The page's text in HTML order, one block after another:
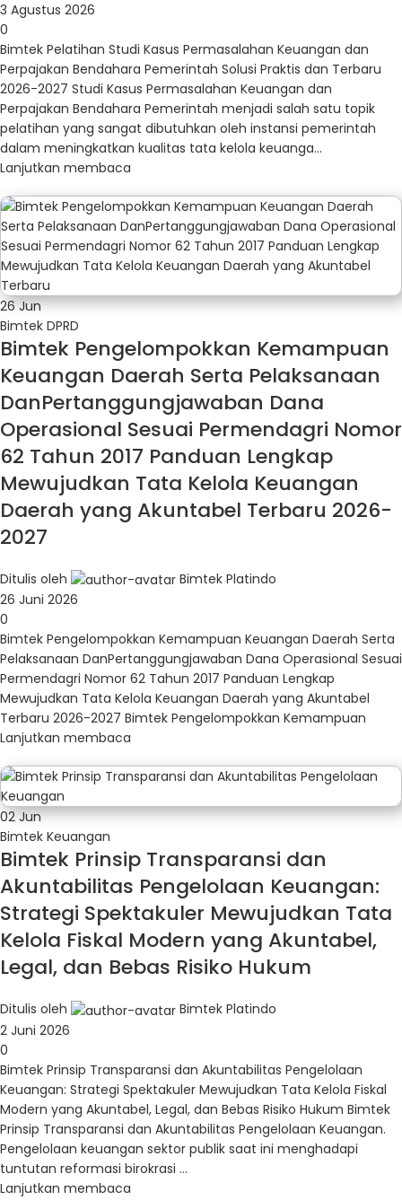
3 Agustus 2026
0
Bimtek Pelatihan Studi Kasus Permasalahan Keuangan dan
Perpajakan Bendahara Pemerintah Solusi Praktis dan Terbaru
2026-2027 Studi Kasus Permasalahan Keuangan dan
Perpajakan Bendahara Pemerintah menjadi salah satu topik
pelatihan yang sangat dibutuhkan oleh instansi pemerintah
dalam meningkatkan kualitas tata kelola keuanga...
Lanjutkan membaca
26Jun
Bimtek DPRD
Bimtek Pengelompokkan Kemampuan
Keuangan Daerah Serta Pelaksanaan
DanPertanggungjawaban Dana
Operasional Sesuai Permendagri Nomor
62 Tahun 2017 Panduan Lengkap
Mewujudkan Tata Kelola Keuangan
Daerah yang Akuntabel Terbaru 2026-
2027
Ditulis oleh
Bimtek Platindo
26 Juni 2026
0
Bimtek Pengelompokkan Kemampuan Keuangan Daerah Serta
Pelaksanaan DanPertanggungjawaban Dana Operasional Sesuai
Permendagri Nomor 62 Tahun 2017 Panduan Lengkap
Mewujudkan Tata Kelola Keuangan Daerah yang Akuntabel
Terbaru 2026-2027 Bimtek Pengelompokkan Kemampuan
Lanjutkan membaca
02Jun
Bimtek Keuangan
Bimtek Prinsip Transparansi dan
Akuntabilitas Pengelolaan Keuangan:
Strategi Spektakuler Mewujudkan Tata
Kelola Fiskal Modern yang Akuntabel,
Legal, dan Bebas Risiko Hukum
Ditulis oleh
Bimtek Platindo
2 Juni 2026
0
Bimtek Prinsip Transparansi dan Akuntabilitas Pengelolaan
Keuangan: Strategi Spektakuler Mewujudkan Tata Kelola Fiskal
Modern yang Akuntabel, Legal, dan Bebas Risiko Hukum Bimtek
Prinsip Transparansi dan Akuntabilitas Pengelolaan Keuangan.
Pengelolaan keuangan sektor publik saat ini menghadapi
tuntutan reformasi birokrasi ...
Lanjutkan membaca